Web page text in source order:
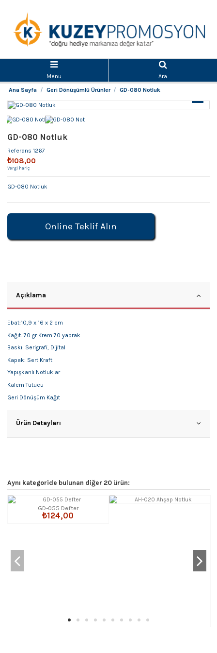
Menu
Ara
Ana Sayfa
Geri Dönüşümlü Ürünler GD-080 Notluk
GD-080 Notluk
Referans 1267
₺108,00
Vergi hariç
GD-080 Notluk
Online Teklif Alın
Açıklama
Ebat:10,9 x 16 x 2 cm
Kağıt: 70 gr Krem 70 yaprak
Baskı: Serigrafi, Dijital
Kapak: Sert Kraft
Yapışkanlı Notluklar
Kalem Tutucu
Geri Dönüşüm Kağıt
Ürün Detayları
Aynı kategoride bulunan diğer 20 ürün:
GD-055 Defter
₺124,00